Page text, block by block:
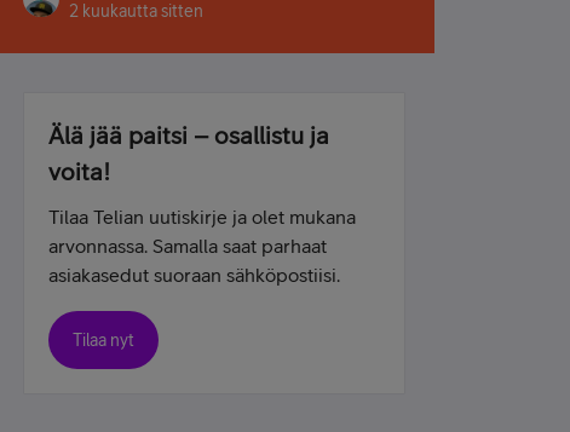
2 kuukautta sitten
Älä jää paitsi – osallistu ja
voita!
Tilaa Telian uutiskirje ja olet mukana
arvonnassa. Samalla saat parhaat
asiakasedut suoraan sähköpostiisi.
Tilaa nyt